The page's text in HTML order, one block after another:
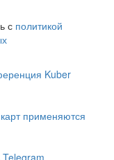
с политикой
Kuber
применяются